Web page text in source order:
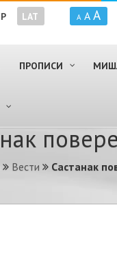
LAT A A A
ПРОПИСИ
Вести Састанак